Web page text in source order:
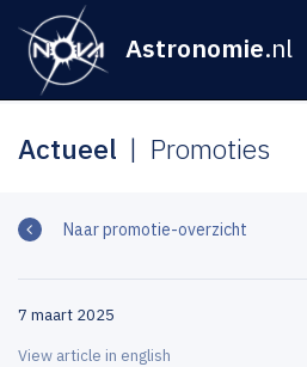
Astronomie.nl
Actueel Promoties
Naar promotie-overzicht
7 maart 2025
View article in english